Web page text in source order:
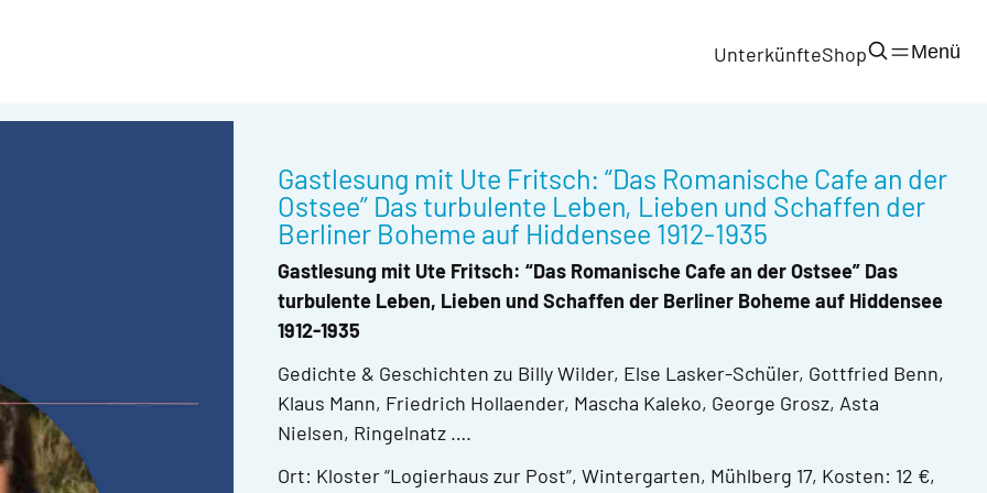
UnterkünfteShop Menü
Gastlesung mit Ute Fritsch: “Das Romanische Cafe an der
Ostsee” Das turbulente Leben, Lieben und Schaffen der
Berliner Boheme auf Hiddensee 1912-1935
Gastlesung mit Ute Fritsch: “Das Romanische Cafe an der Ostsee” Das
turbulente Leben, Lieben und Schaffen der Berliner Boheme auf Hiddensee
1912-1935
Gedichte & Geschichten zu Billy Wilder, Else Lasker-Schüler, Gottfried Benn,
Klaus Mann, Friedrich Hollaender, Mascha Kaleko, George Grosz, Asta
Nielsen, Ringelnatz ….
Ort: Kloster “Logierhaus zur Post”, Wintergarten, Mühlberg 17, Kosten: 12 €,